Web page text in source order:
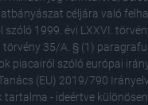
céljára való
szóló 1999. évi LXXVI.
törvény 35/A. § (1)
piacairól szóló európai
(EU) 2019/790
tartalma - ideértve